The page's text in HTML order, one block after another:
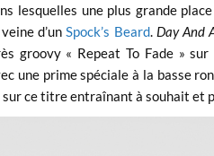
lesquelles une plus grande
d’unSpock’s Beard. Day And
groovy « Repeat To Fade »
une prime spéciale à la basse
sur ce titre entraînant à souhait et